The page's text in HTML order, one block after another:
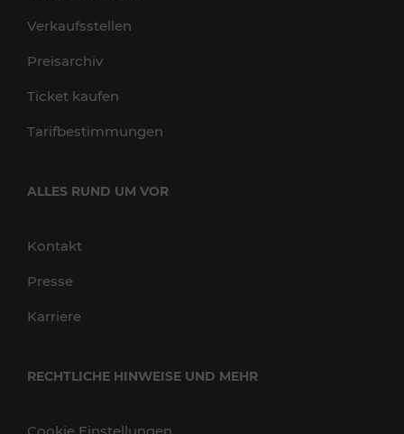
Verkaufsstellen
Preisarchiv
Ticket kaufen
Tarifbestimmungen
ALLES RUND UM VOR
Kontakt
Presse
Karriere
RECHTLICHE HINWEISE UND MEHR